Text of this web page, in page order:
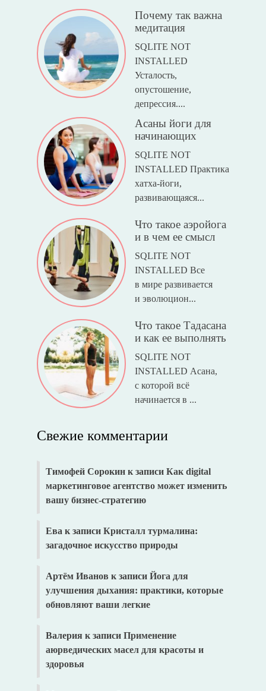
Почему так важна
медитация
SQLITE NOT
INSTALLED
Усталость,
опустошение,
депрессия....
Асаны йоги для
начинающих
SQLITE NOT
INSTALLED Практика
хатха-йоги,
развивающаяся...
Что такое аэройога
и в чем ее смысл
SQLITE NOT
INSTALLED Все
в мире развивается
и эволюцион...
Что такое Тадасана
и как ее выполнять
SQLITE NOT
INSTALLED Асана,
с которой всё
начинается в ...
Свежие комментарии
Тимофей Сорокинк записи Как digital
маркетинговое агентство может изменить
вашу бизнес-стратегию
Ева к записи Кристалл турмалина:
загадочное искусство природы
Артём Иванов к записи Йога для
улучшения дыхания: практики, которые
обновляют ваши легкие
Валерия к записи Применение
аюрведических масел для красоты и
здоровья